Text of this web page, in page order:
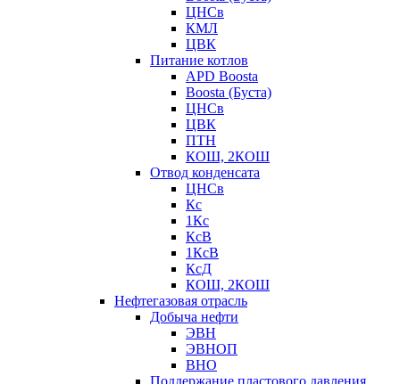
ЦНСв
КМЛ
ЦВК
Питание котлов
APD Boosta
Boosta (Буста)
ЦНСв
ЦВК
ПТН
КОШ, 2КОШ
Отвод конденсата
ЦНСв
Кс
1Кс
КсВ
1КсВ
КсД
КОШ, 2КОШ
Нефтегазовая отрасль
Добыча нефти
ЭВН
ЭВНОП
ВНО
Поддержание пластового давления